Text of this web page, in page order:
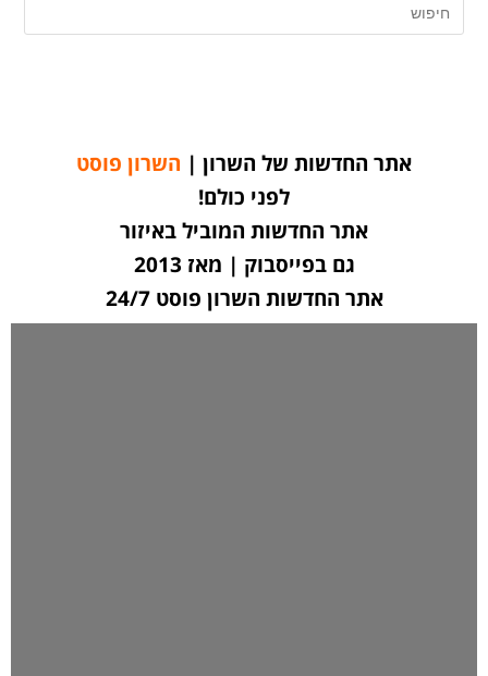
אתר החדשות של השרון | השרון פוסט
לפני כולם!
אתר החדשות המוביל באיזור
גם בפייסבוק | מאז 2013
אתר החדשות השרון פוסט 24/7
לחצו כאן ליצירת קשר